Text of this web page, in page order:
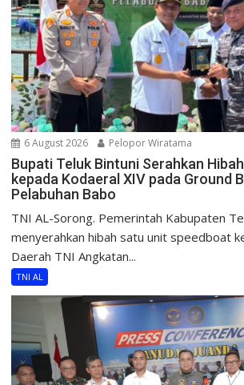
6 August 2026 Pelopor Wiratama
Bupati Teluk Bintuni Serahkan
kepada Kodaeral XIV pada Ground
Pelabuhan Babo
TNI AL-Sorong. Pemerintah Kabupaten
menyerahkan hibah satu unit speedboat
Daerah TNI Angkatan...
TNI AL